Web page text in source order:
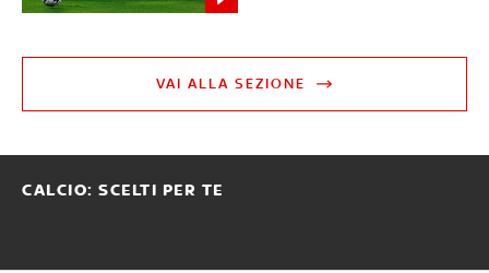
VAI ALLA SEZIONE
CALCIO: SCELTI PER TE